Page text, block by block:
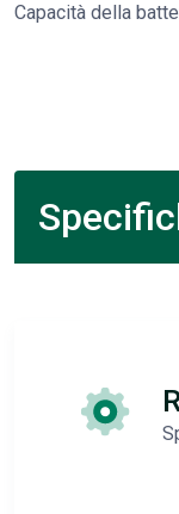
Capacità della